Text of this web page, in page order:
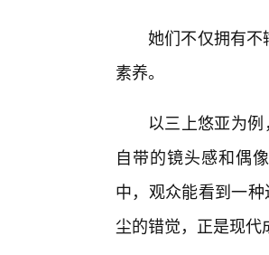
她们不仅拥有
素养。
以三上悠亚为
自带的镜头感和偶
中，观众能看到一
尘的错觉，正是现